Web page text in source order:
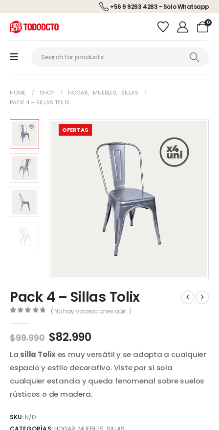
+56 9 9293 4283 - Solo Whatsapp
0
HOME SHOP HOGAR, MUEBLES, SILLAS
PACK 4 – SILLAS TOLIX
OFERTAS
Pack 4 – Sillas Tolix
( No hay valoraciones aún. )
$99.990 El
precio
original
era:
$99.990.
$82.990El
actual
es:
$82.990.
La silla Tolixes muy versátil y se adapta a cualquier
espacio y estilo decorativo. Viste por si sola
cualquier estancia y queda fenomenal sobre suelos
rústicos o de madera.
SKU: N/D